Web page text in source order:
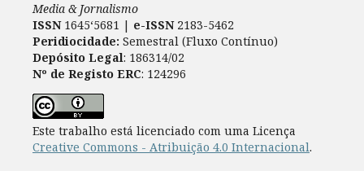
Media & Jornalismo
ISSN 1645‘5681 | e-ISSN2183-5462
Peridiocidade: Semestral (Fluxo Contínuo)
Depósito Legal: 186314/02
Nº de Registo ERC: 124296
Este trabalho está licenciado com uma Licença
Creative Commons - Atribuição 4.0 Internacional.